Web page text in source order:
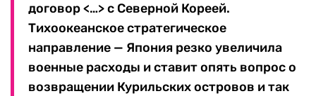
договор <…> с Северной Кореей.
Тихоокеанское стратегическое
направление — Япония резко увеличила
военные расходы и ставит опять вопрос о
возвращении Курильских островов и так